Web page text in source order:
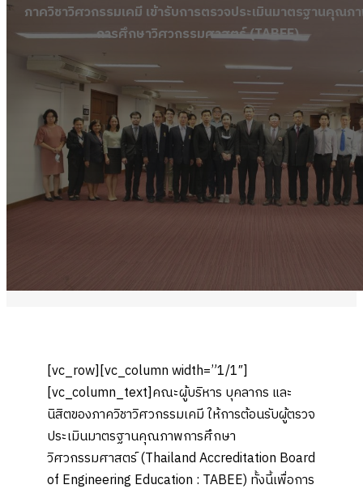
ภาควิชาวิศวกรรมเคมี เข้ารับการตรวจประเมินมาตรฐานคุณภ
การศึกษาวิศวกรรมศาสตร์ (TABEE)
[vc_row][vc_column width=”1/1″]
[vc_column_text]คณะผู้บริหาร บุคลากร และ
นิสิตของภาควิชาวิศวกรรมเคมี ให้การต้อนรับผู้ตรวจ
ประเมินมาตรฐานคุณภาพการศึกษา
วิศวกรรมศาสตร์ (Thailand Accreditation Board
of Engineering Education : TABEE) ทั้งนี้เพื่อการ